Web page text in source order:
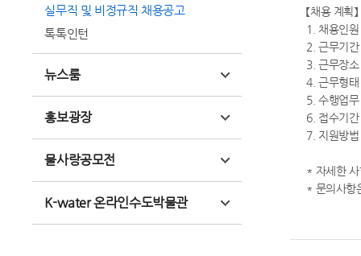
실무직 및 비정규직 채용공고
톡톡인턴
뉴스룸
홍보광장
물사랑공모전
K-water 온라인수도박물관
【채용 계획】
1. 채용인
2. 근무기
3. 근무장
4. 근무형
5. 수행업
6. 접수기
7. 지원방
* 자세한 사
* 문의사항